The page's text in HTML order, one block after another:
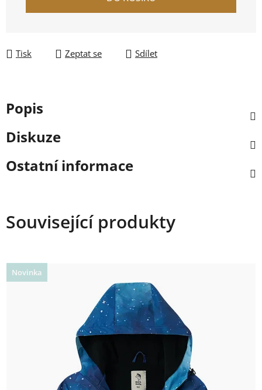
Tisk Zeptat se Sdílet
Popis
Diskuze
Ostatní informace
Související produkty
Novinka